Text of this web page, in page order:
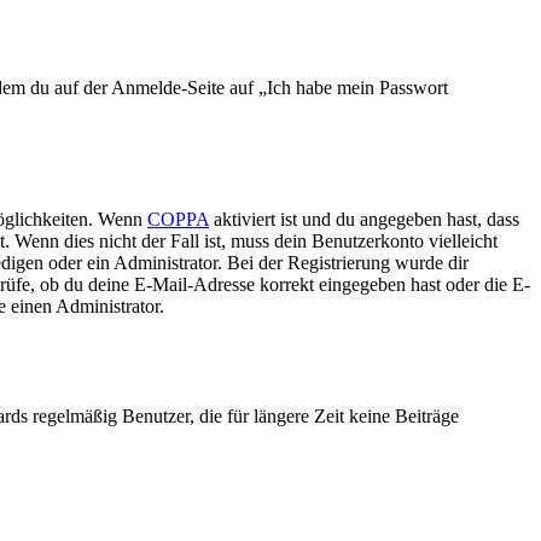
du auf der Anmelde-Seite auf „Ich habe mein Passwort
Wenn COPPA aktiviert ist und du angegeben hast, dass
Wenn dies nicht der Fall ist, muss dein Benutzerkonto vielleicht
oder ein Administrator. Bei der Registrierung wurde dir
ob du deine E-Mail-Adresse korrekt eingegeben hast oder die E-
einen Administrator.
regelmäßig Benutzer, die für längere Zeit keine Beiträge